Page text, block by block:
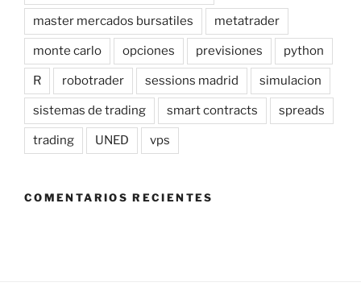
master mercados bursatiles metatrader
monte carlo opciones previsiones python
R robotrader sessions madrid simulacion
sistemas de trading smart contracts spreads
trading UNED vps
COMENTARIOS RECIENTES